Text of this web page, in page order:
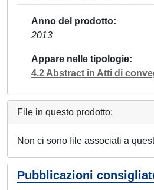
Anno del prodotto
2013
Appare nelle tipologie
4.2 Abstract in Atti di
File in questo prodotto:
Non ci sono file associati a
Pubblicazioni